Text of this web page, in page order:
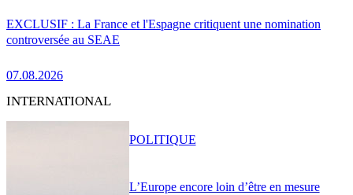
EXCLUSIF : La France et l'Espagne critiquent une nomination
controversée au SEAE
07.08.2026
INTERNATIONAL
L’Europe encore loin d’être en mesure
POLITIQUE